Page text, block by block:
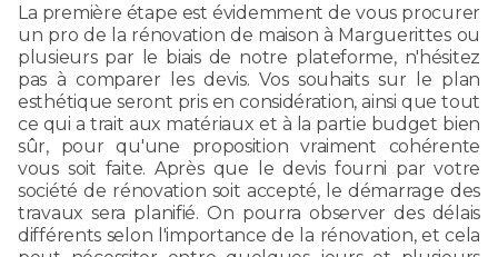
La première étape est évidemment de vous procurer
un pro de la rénovation de maison à Marguerittes ou
plusieurs par le biais de notre plateforme, n'hésitez
pas à comparer les devis. Vos souhaits sur le plan
esthétique seront pris en considération, ainsi que tout
ce qui a trait aux matériaux et à la partie budget bien
sûr, pour qu'une proposition vraiment cohérente
vous soit faite. Après que le devis fourni par votre
société de rénovation soit accepté, le démarrage des
travaux sera planifié. On pourra observer des délais
différents selon l'importance de la rénovation, et cela